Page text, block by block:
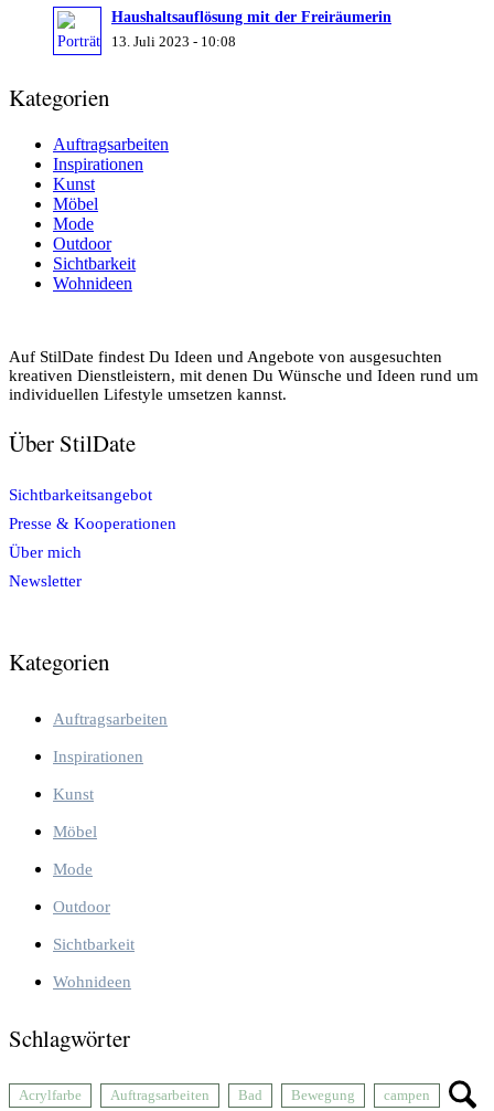
Metallgut
Haushaltsauflösung mit der Freiräumerin
13. Juli 2023 - 10:08
Kategorien
Auftragsarbeiten
Inspirationen
Kunst
Möbel
Mode
Outdoor
Sichtbarkeit
Wohnideen
Auf StilDate findest Du Ideen und Angebote von ausgesuchten
kreativen Dienstleistern, mit denen Du Wünsche und Ideen rund um
individuellen Lifestyle umsetzen kannst.
Über StilDate
Sichtbarkeitsangebot
Presse & Kooperationen
Über mich
Newsletter
Kategorien
Auftragsarbeiten
Inspirationen
Kunst
Möbel
Mode
Outdoor
Sichtbarkeit
Wohnideen
Schlagwörter
Acrylfarbe Auftragsarbeiten Bad Bewegung campen